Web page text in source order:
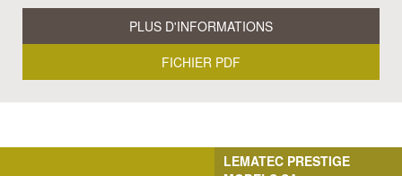
PLUS D'INFORMATIONS
FICHIER PDF
LEMATEC PRESTIGE